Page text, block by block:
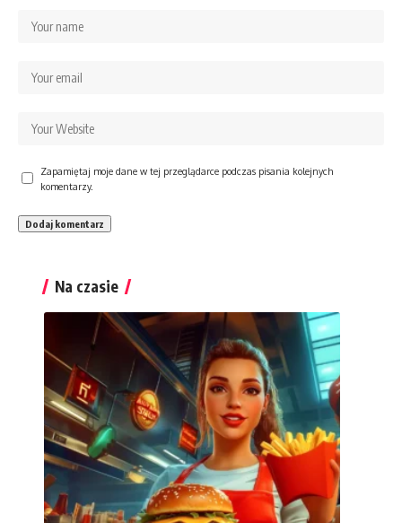
Zapamiętaj moje dane w tej przeglądarce podczas pisania kolejnych
komentarzy.
Na czasie